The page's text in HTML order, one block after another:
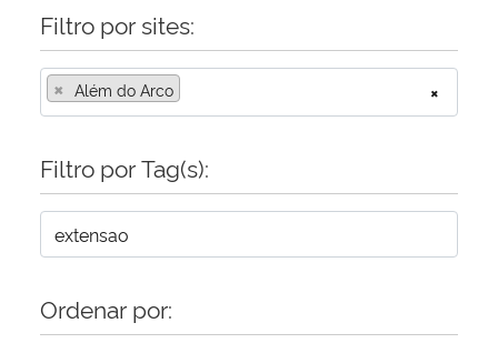
Filtro por sites:
×
× Além do Arco
Filtro por Tag(s):
Ordenar por: